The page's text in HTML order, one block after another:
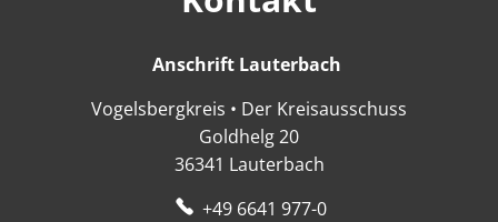
Anschrift Lauterbach
Vogelsbergkreis • Der Kreisausschuss
Goldhelg 20
36341 Lauterbach
+49 6641 977-0